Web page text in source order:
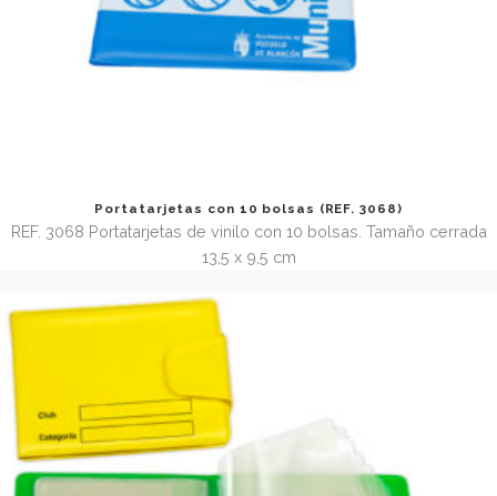
Funda portatarjetas doble (REF. 3048.21)
REF. 3048.21 Funda de vinilo soldado con capacidad
tarjetas, tarjetero doble. Tamaño abierta 9,5 x 13 cm